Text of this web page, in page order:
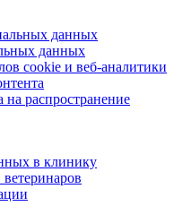
данных
данных
cookie и веб-аналитики
на распространение
в клинику